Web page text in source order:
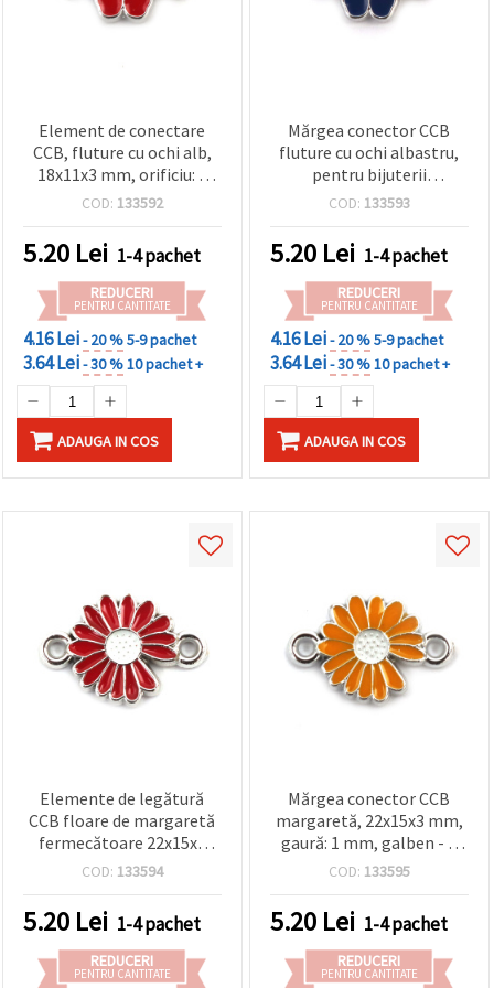
Element de conectare
CCB, fluture cu ochi alb,
18x11x3 mm, orificiu: 1
mm, roșu - 5 bucăți
COD: 133592
5.20 Lei 1-4 pachet
REDUCERI
PENTRU CANTITATE
4.16 Lei- 20 %5-9 pachet
3.64 Lei- 30 %10 pachet +
ADAUGA IN COS
Mărgea conector CCB
fluture cu ochi albastru,
pentru bijuterii
handmade, 18x11x3 mm,
bucăți
COD: 133593
5.20 Lei 1-4 pachet
REDUCERI
PENTRU CANTITATE
4.16 Lei- 20 %5-9 pachet
3.64 Lei- 30 %10 pachet +
ADAUGA IN COS
Elemente de legătură
CCB floare de margaretă
fermecătoare 22x15x3
mm, orificiu 1 mm – roșu,
handmade creative și
elegante
COD: 133594
5.20 Lei 1-4 pachet
REDUCERI
PENTRU CANTITATE
Mărgea conector CCB
margaretă, 22x15x3 mm,
gaură: 1 mm, galben - 5
buc
COD: 133595
5.20 Lei 1-4 pachet
REDUCERI
PENTRU CANTITATE